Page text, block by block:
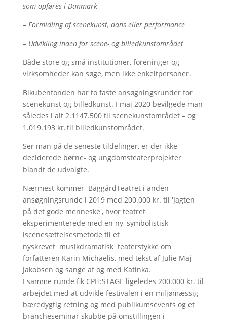
som opføres i Danmark
– Formidling af scenekunst, dans eller performance
– Udvikling inden for scene- og billedkunstområdet
Både store og små institutioner, foreninger og
virksomheder kan søge, men ikke enkeltpersoner.
Bikubenfonden har to faste ansøgningsrunder for
scenekunst og billedkunst. I maj 2020 bevilgede man
således i alt 2.1147.500 til scenekunstområdet – og
1.019.193 kr. til billedkunstområdet.
Ser man på de seneste tildelinger, er der ikke
deciderede børne- og ungdomsteaterprojekter
blandt de udvalgte.
Nærmest kommer BaggårdTeatret i anden
ansøgningsrunde i 2019 med 200.000 kr. til 'Jagten
på det gode menneske', hvor teatret
eksperimenterede med en ny, symbolistisk
iscenesættelsesmetode til et
nyskrevet musikdramatisk teaterstykke om
forfatteren Karin Michaëlis, med tekst af Julie Maj
Jakobsen og sange af og med Katinka.
I samme runde fik CPH:STAGE ligeledes 200.000 kr. til
arbejdet med at udvikle festivalen i en miljømæssig
bæredygtig retning og med publikumsevents og et
brancheseminar skubbe på omstillingen i